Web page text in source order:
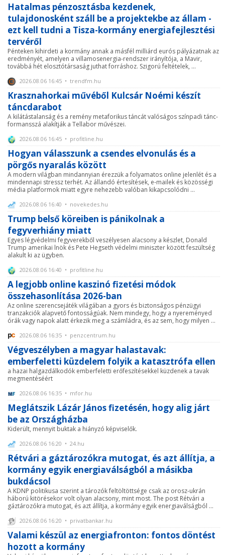
Hatalmas pénzosztásba kezdenek,
tulajdonosként száll be a projektekbe az állam -
ezt kell tudni a Tisza-kormány energiafejlesztési
tervéről
Pénteken kihirdeti a kormány annak a másfél milliárd eurós pályázatnak az
eredményét, amelyen a villamosenergia-rendszer irányítója, a Mavir,
továbbá hét elosztótársaság juthat forráshoz. Szigorú feltételek, ...
2026.08.06 16:45 • trendfm.hu
Krasznahorkai művéből Kulcsár Noémi készít
táncdarabot
A kilátástalanság és a remény metaforikus táncát valóságos színpadi tánc-
formansszá alakítják a Tellabor művészei.
2026.08.06 16:45 • profitline.hu
Hogyan válasszunk a csendes elvonulás és a
pörgős nyaralás között
A modern világban mindannyian érezzük a folyamatos online jelenlét és a
mindennapi stressz terhét. Az állandó értesítések, e-mailek és közösségi
média platformok miatt egyre nehezebb valóban kikapcsolódni ...
2026.08.06 16:40 • novekedes.hu
Trump belső köreiben is pánikolnak a
fegyverhiány miatt
Egyes légvédelmi fegyverekből veszélyesen alacsony a készlet, Donald
Trump amerikai lnök és Pete Hegseth védelmi miniszter között feszültség
alakult ki az ügyben.
2026.08.06 16:40 • profitline.hu
A legjobb online kaszinó fizetési módok
összehasonlítása 2026-ban
Az online szerencsejáték világában a gyors és biztonságos pénzügyi
tranzakciók alapvető fontosságúak. Nem mindegy, hogy a nyereményed
órák vagy napok alatt érkezik meg a számládra, és az sem, hogy milyen ...
2026.08.06 16:35 • penzcentrum.hu
Végveszélyben a magyar halastavak:
emberfeletti küzdelem folyik a katasztrófa ellen
a hazai halgazdálkodók emberfeletti erőfeszítésekkel küzdenek a tavak
megmentéséért
2026.08.06 16:35 • mfor.hu
Meglátszik Lázár János fizetésén, hogy alig járt
be az Országházba
Kiderült, mennyit buktak a hiányzó képviselők.
2026.08.06 16:20 • 24.hu
Rétvári a gáztározókra mutogat, és azt állítja, a
kormány egyik energiaválságból a másikba
bukdácsol
A KDNP politikusa szerint a tározók feltöltöttsége csak az orosz-ukrán
háború kitörésekor volt olyan alacsony, mint most. The post Rétvári a
gáztározókra mutogat, és azt állítja, a kormány egyik energiaválságból ...
2026.08.06 16:20 • privatbankar.hu
Valami készül az energiafronton: fontos döntést
hozott a kormány